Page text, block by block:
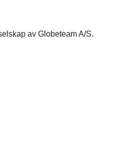
av Globeteam A/S.